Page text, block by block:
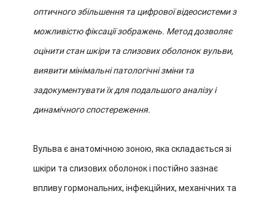
оптичного збільшення та цифрової відеосистеми з
можливістю фіксації зображень. Метод дозволяє
оцінити стан шкіри та слизових оболонок вульви,
виявити мінімальні патологічні зміни та
задокументувати їх для подальшого аналізу і
динамічного спостереження.
Вульва є анатомічною зоною, яка складається зі
шкіри та слизових оболонок і постійно зазнає
впливу гормональних, інфекційних, механічних та